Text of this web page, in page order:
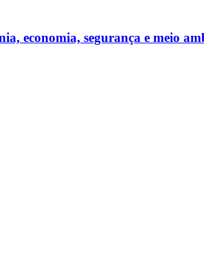
economia, segurança e meio